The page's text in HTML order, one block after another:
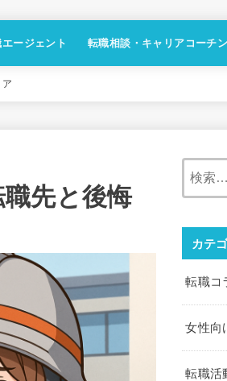
ージェント 転職相談・キャリアコーチ
ア
先と後悔
カテ
転職コ
女性向
転職活